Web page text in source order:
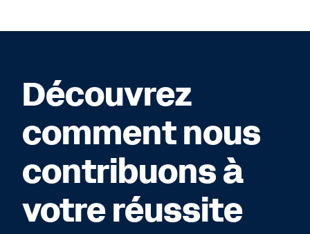
Découvrez
comment nous
contribuons à
votre réussite